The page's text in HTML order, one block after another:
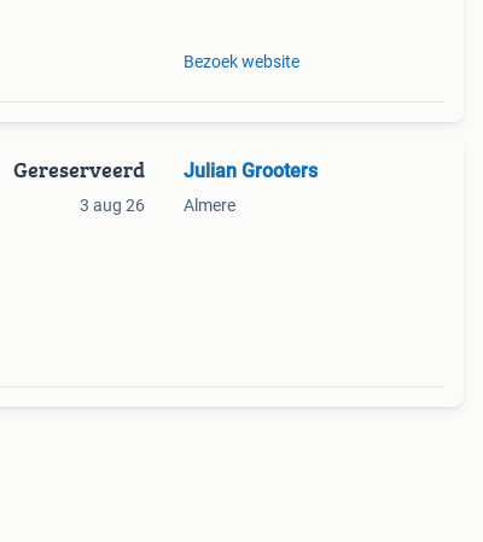
Bezoek website
Gereserveerd
3 aug 26
Julian Grooters
Almere